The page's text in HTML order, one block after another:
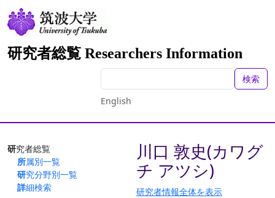
研究者総覧 Researchers Information
検索
English
研究者総覧
所属別一覧
研究分野別一覧
詳細検索
川口 敦史(カワグ
チ アツシ)
研究者情報全体を表示